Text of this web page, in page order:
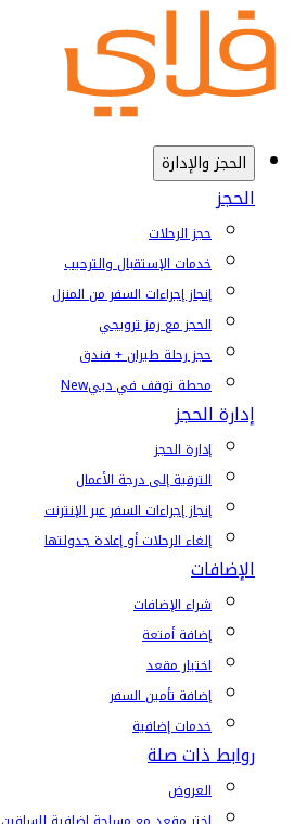
الحجز والإدارة
الحجز
حجز الرحلات
خدمات الإستقبال والترحيب
إنجاز إجراءات السفر من المنزل
الحجز مع رمز ترويجي
حجز رحلة طيران + فندق
محطة توقف في دبيNew
إدارة الحجز
إدارة الحجز
الترقية إلى درجة الأعمال
إنجاز إجراءات السفر عبر الإنترنت
إلغاء الرحلات أو إعادة جدولتها
الإضافات
شراء الإضافات
إضافة أمتعة
اختيار مقعد
إضافة تأمين السفر
خدمات إضافية
روابط ذات صلة
العروض